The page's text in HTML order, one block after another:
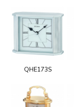
QHE173S